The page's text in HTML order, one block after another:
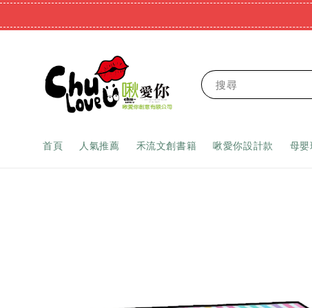
搜尋
首頁 人氣推薦 禾流文創書籍 啾愛你設計款 母